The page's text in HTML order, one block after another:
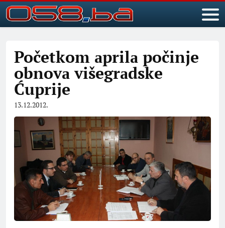
Početkom аprilа počinje
obnovа višegrаdske
Ćuprije
13.12.2012.